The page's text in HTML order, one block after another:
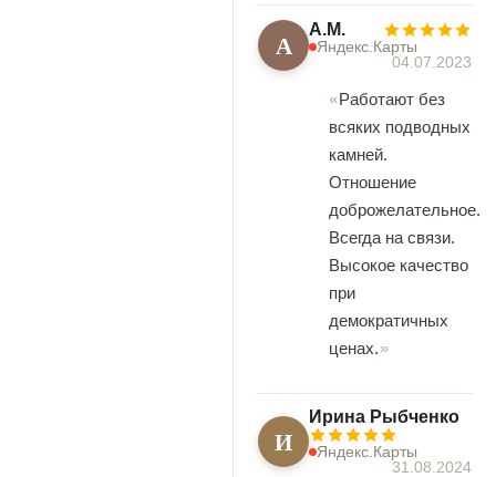
А А.М.
Яндекс.Карты
04.07.2023
Работают без
всяких подводных
камней.
Отношение
доброжелательное.
Всегда на связи.
Высокое качество
при
демократичных
ценах.
И
Ирина Рыбченко
Яндекс.Карты
31.08.2024